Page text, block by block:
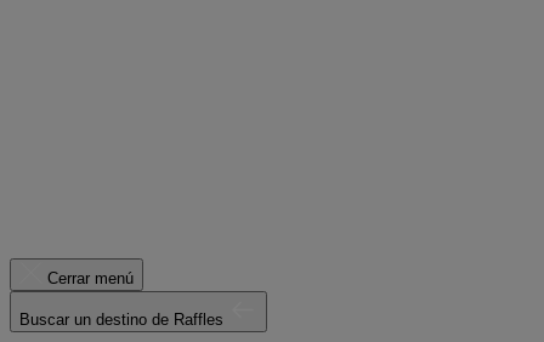
Cerrar menú
Buscar un destino de Raffles